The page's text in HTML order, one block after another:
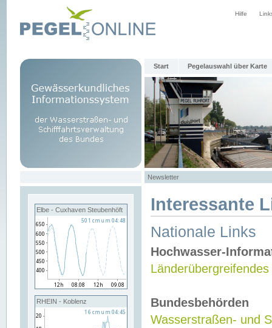
Hilfe
Start Pegelauswahl über Karte
Newsletter
Elbe - Cuxhaven Steubenhöft
RHEIN - Koblenz
Interessante
Nationale Links
Hochwasser-
Bundesbehörden
Wasserstraßen- und